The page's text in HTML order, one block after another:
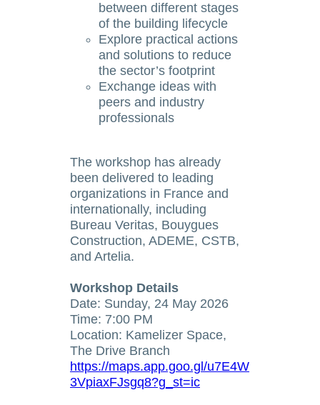
between different stages
of the building lifecycle
Explore practical actions
and solutions to reduce
the sector’s footprint
Exchange ideas with
peers and industry
professionals
The workshop has already
been delivered to leading
organizations in France and
internationally, including
Bureau Veritas, Bouygues
Construction, ADEME, CSTB,
and Artelia.
Workshop Details
Date: Sunday, 24 May 2026
Time: 7:00 PM
Location: Kamelizer Space,
The Drive Branch
https://maps.app.goo.gl/u7E4W
3VpiaxFJsgq8?g_st=ic